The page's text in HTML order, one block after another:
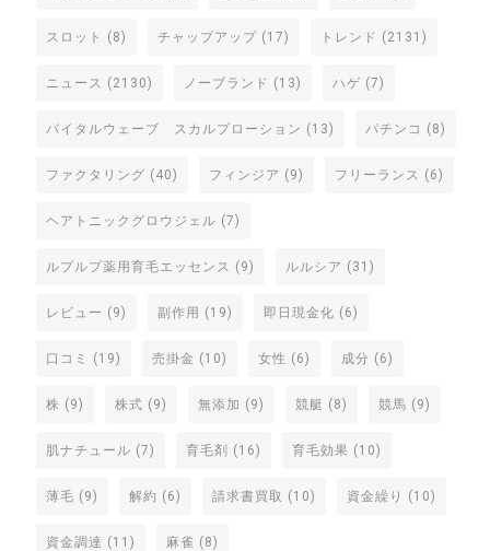
スロット (8) チャップアップ (17) トレンド (2131)
ニュース (2130) ノーブランド (13) ハゲ (7)
バイタルウェーブ スカルプローション (13) パチンコ (8)
ファクタリング (40) フィンジア (9) フリーランス (6)
ヘアトニックグロウジェル (7)
ルプルプ薬用育毛エッセンス (9) ルルシア (31)
レビュー (9) 副作用 (19) 即日現金化 (6)
口コミ (19) 売掛金 (10) 女性 (6) 成分 (6)
株 (9) 株式 (9) 無添加 (9) 競艇 (8) 競馬 (9)
肌ナチュール (7) 育毛剤 (16) 育毛効果 (10)
薄毛 (9) 解約 (6) 請求書買取 (10) 資金繰り (10)
資金調達 (11) 麻雀 (8)